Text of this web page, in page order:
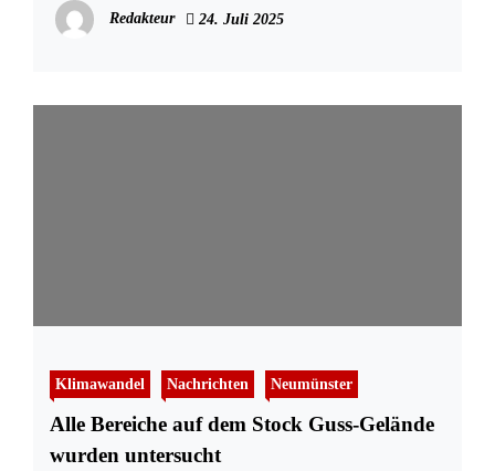
Redakteur 24. Juli 2025
Klimawandel Nachrichten Neumünster
Alle Bereiche auf dem Stock Guss-Gelände
wurden untersucht